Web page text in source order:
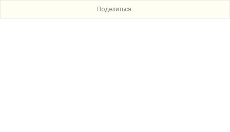
Поделиться: